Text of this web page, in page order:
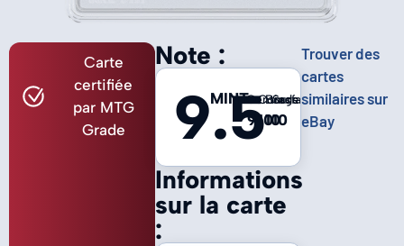
Carte
certifiée
par MTG
Grade
Informations
sur la carte
:
Note :
9.5
MINTCentrage
9
Coins
10
Bords
10
Surface
10
Trouver des
cartes
similaires sur
eBay